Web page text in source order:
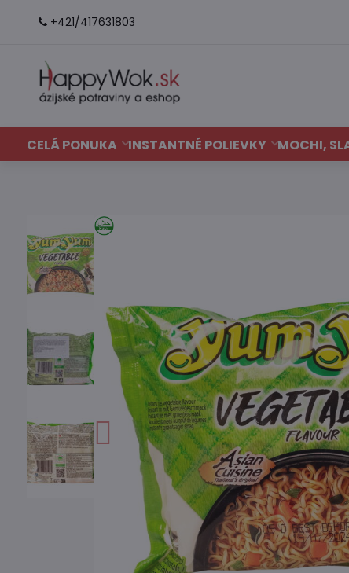
+421/417631803
CELÁ PONUKA INSTANTNÉ POLIEVKY MOCHI,